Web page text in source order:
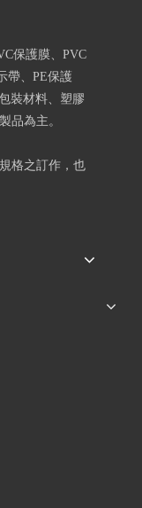
保護膜、PVC
帶、PE保護
裝材料、塑膠
品為主。
格之訂作，也